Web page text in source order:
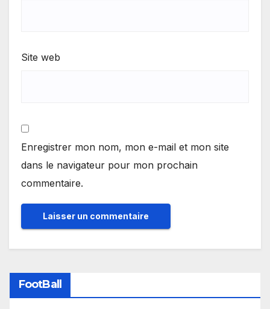
Site web
Enregistrer mon nom, mon e-mail et mon site
dans le navigateur pour mon prochain
commentaire.
FootBall